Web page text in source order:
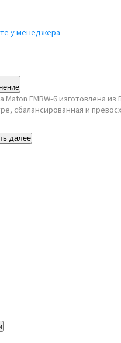
у менеджера
Maton EMBW-6 изготовлена
сбалансированная и
далее